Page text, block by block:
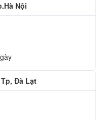
Nội
Đà Lạt